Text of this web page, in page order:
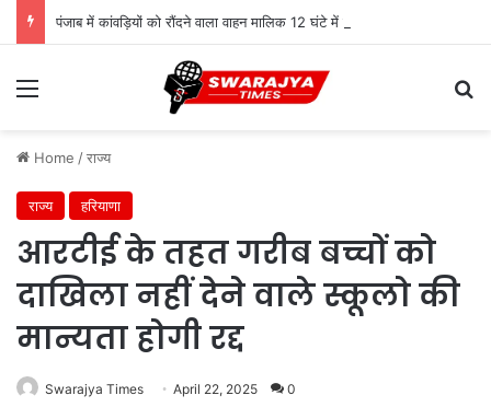
Menu
Home /राज्य
राज्य हरियाणा
आरटीई के तहत गरीब बच्चों को
दाखिला नहीं देने वाले स्कूलो की
मान्यता होगी रद्द
Swarajya Times April 22, 2025 0